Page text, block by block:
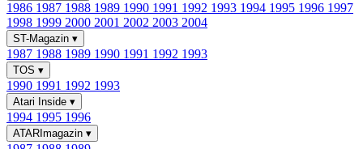
1986 1987 1988 1989 1990 1991 1992 1993 1994 1995 1996 1997
1998 1999 2000 2001 2002 2003 2004
ST-Magazin ▾
1987 1988 1989 1990 1991 1992 1993
TOS ▾
1990 1991 1992 1993
Atari Inside ▾
1994 1995 1996
ATARImagazin ▾